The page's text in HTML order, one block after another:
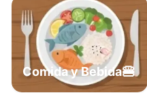
Comida y Bebida🍔